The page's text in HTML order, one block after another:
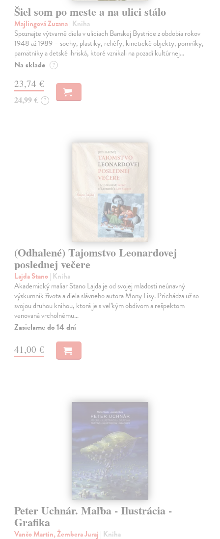
Šiel som po meste a na ulici stálo
Majlingová Zuzana| Kniha
Spoznajte výtvarné diela v uliciach Banskej Bystrice z obdobia rokov
1948 až 1989 – sochy, plastiky, reliéfy, kinetické objekty, pomníky,
pamätníky a detské ihriská, ktoré vznikali na pozadí kultúrnej…
Na sklade ?
23,74 €
24,99 € ?
(Odhalené) Tajomstvo Leonardovej
poslednej večere
Lajda Stano| Kniha
Akademický maliar Stano Lajda je od svojej mladosti neúnavný
výskumník života a diela slávneho autora Mony Lisy. Prichádza už so
svojou druhou knihou, ktorá je s veľkým obdivom a rešpektom
venovaná vrcholnému…
Zasielame do 14 dní
41,00 €
Peter Uchnár. Maľba - Ilustrácia -
Grafika
Vančo Martin, Žembera Juraj | Kniha